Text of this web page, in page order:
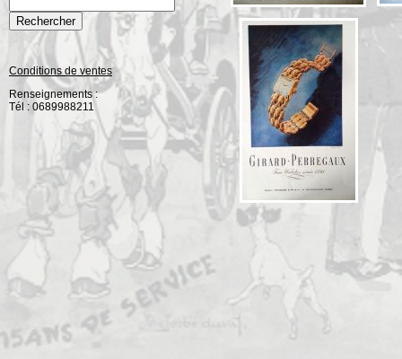
Conditions de ventes
Renseignements :
Tél : 0689988211